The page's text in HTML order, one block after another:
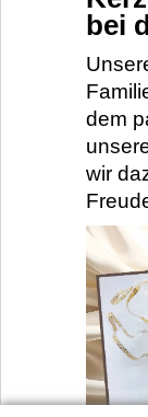
bei
dem
wir